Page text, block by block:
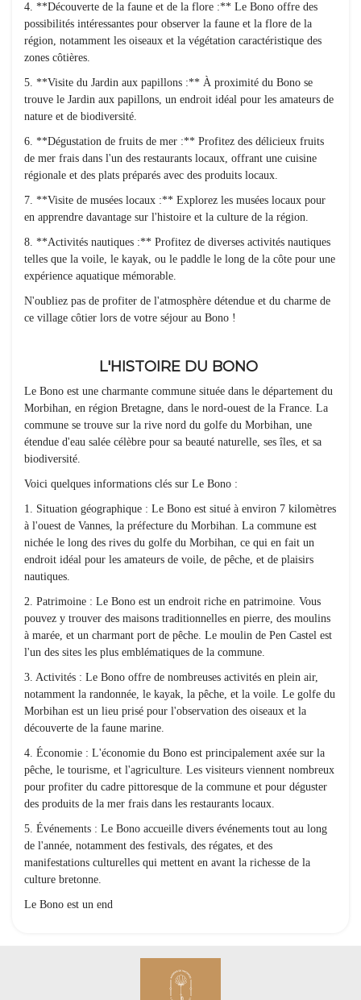
4. **Découverte de la faune et de la flore :** Le Bono offre des
possibilités intéressantes pour observer la faune et la flore de la
région, notamment les oiseaux et la végétation caractéristique des
zones côtières.
5. **Visite du Jardin aux papillons :** À proximité du Bono se
trouve le Jardin aux papillons, un endroit idéal pour les amateurs de
nature et de biodiversité.
6. **Dégustation de fruits de mer :** Profitez des délicieux fruits
de mer frais dans l'un des restaurants locaux, offrant une cuisine
régionale et des plats préparés avec des produits locaux.
7. **Visite de musées locaux :** Explorez les musées locaux pour
en apprendre davantage sur l'histoire et la culture de la région.
8. **Activités nautiques :** Profitez de diverses activités nautiques
telles que la voile, le kayak, ou le paddle le long de la côte pour une
expérience aquatique mémorable.
N'oubliez pas de profiter de l'atmosphère détendue et du charme de
ce village côtier lors de votre séjour au Bono !
L'HISTOIRE DU BONO
Le Bono est une charmante commune située dans le département du
Morbihan, en région Bretagne, dans le nord-ouest de la France. La
commune se trouve sur la rive nord du golfe du Morbihan, une
étendue d'eau salée célèbre pour sa beauté naturelle, ses îles, et sa
biodiversité.
Voici quelques informations clés sur Le Bono :
1. Situation géographique : Le Bono est situé à environ 7 kilomètres
à l'ouest de Vannes, la préfecture du Morbihan. La commune est
nichée le long des rives du golfe du Morbihan, ce qui en fait un
endroit idéal pour les amateurs de voile, de pêche, et de plaisirs
nautiques.
2. Patrimoine : Le Bono est un endroit riche en patrimoine. Vous
pouvez y trouver des maisons traditionnelles en pierre, des moulins
à marée, et un charmant port de pêche. Le moulin de Pen Castel est
l'un des sites les plus emblématiques de la commune.
3. Activités : Le Bono offre de nombreuses activités en plein air,
notamment la randonnée, le kayak, la pêche, et la voile. Le golfe du
Morbihan est un lieu prisé pour l'observation des oiseaux et la
découverte de la faune marine.
4. Économie : L'économie du Bono est principalement axée sur la
pêche, le tourisme, et l'agriculture. Les visiteurs viennent nombreux
pour profiter du cadre pittoresque de la commune et pour déguster
des produits de la mer frais dans les restaurants locaux.
5. Événements : Le Bono accueille divers événements tout au long
de l'année, notamment des festivals, des régates, et des
manifestations culturelles qui mettent en avant la richesse de la
culture bretonne.
Le Bono est un end